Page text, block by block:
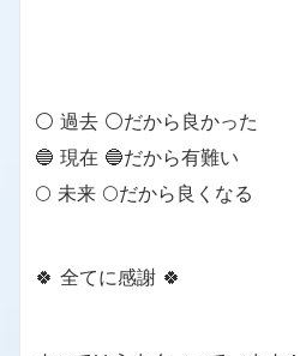
⚪ 過去 ⚪だから良かった
🔵 現在 🔵だから有難い
🌕 未来 🌕だから良くなる
🍀 全てに感謝 🍀